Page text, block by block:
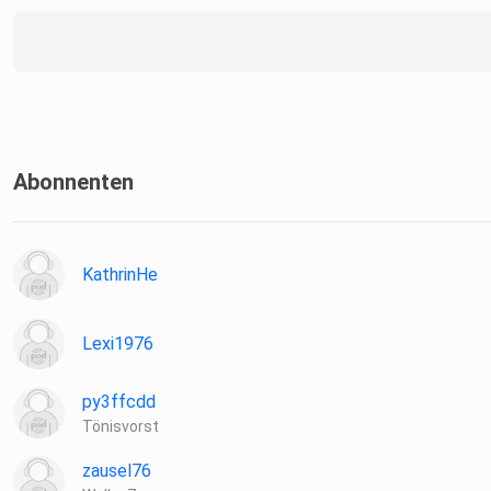
Abonnenten
KathrinHe
Lexi1976
py3ffcdd
Tönisvorst
zausel76